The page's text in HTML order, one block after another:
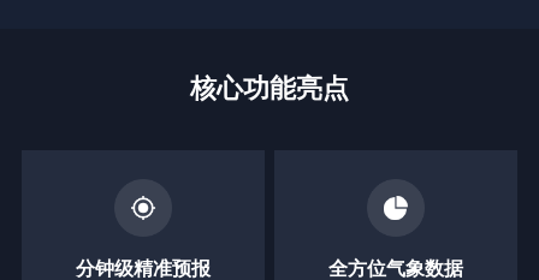
核心功能亮点
分钟级精准预报 全方位气象数据